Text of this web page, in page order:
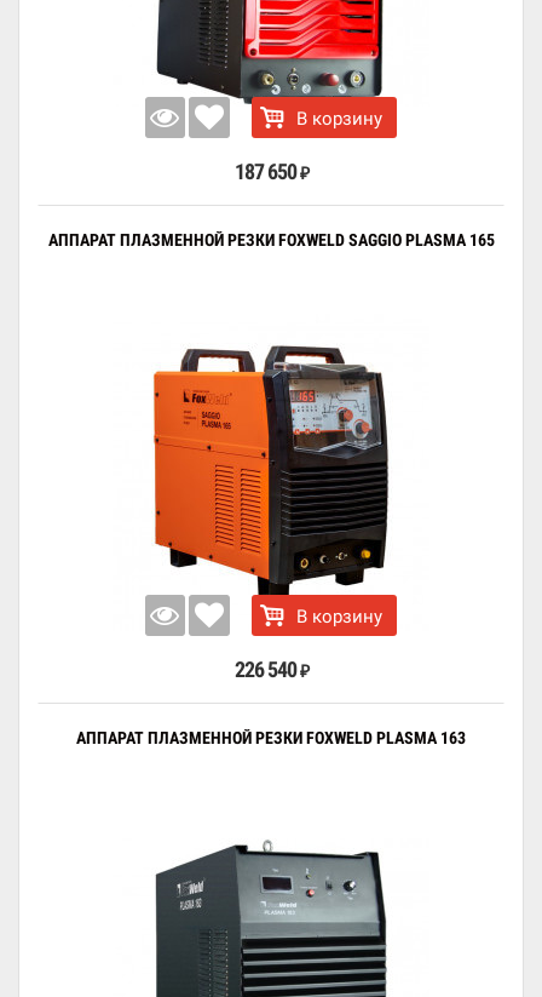
В корзину
187 650 ₽
АППАРАТ ПЛАЗМЕННОЙ РЕЗКИ FOXWELD SAGGIO PLASMA 165
В корзину
226 540 ₽
АППАРАТ ПЛАЗМЕННОЙ РЕЗКИ FOXWELD PLASMA 163